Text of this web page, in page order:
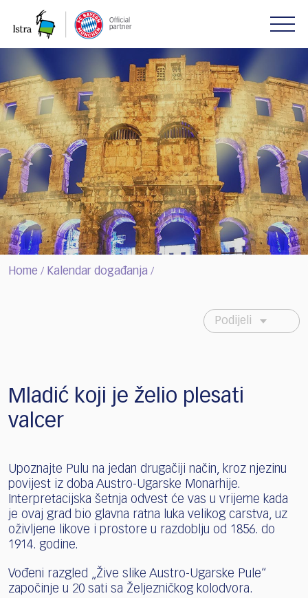
note:
website
includes
an
accessibility
system.
Home / Kalendar događanja /
Podijeli
Mladić koji je želio plesati
valcer
Upoznajte Pulu na jedan drugačiji način, kroz njezinu
povijest iz doba Austro-Ugarske Monarhije.
Interpretacijska šetnja odvest će vas u vrijeme kada
je ovaj grad bio glavna ratna luka velikog carstva, uz
oživljene likove i prostore u razdoblju od 1856. do
1914. godine.
Vođeni razgled „Žive slike Austro-Ugarske Pule“
započinje u 20 sati sa Željezničkog kolodvora.